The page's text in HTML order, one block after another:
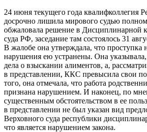
24 июня текущего года квалифколлегия
досрочно лишила мирового судью
обжаловала решение в Дисциплинарной
суда РФ, заседание там состоялось 31
В жалобе она утверждала, что проступка
нарушения ею устранены. Она
дела о взыскании алиментов, а,
в представлении, ККС превысила свои
того, она отмечала, что работа
признана нарушением. И наконец, по
существенным обстоятельством в ее
в представлении не был указан вид
Верховного суда республики
что является нарушением закона.